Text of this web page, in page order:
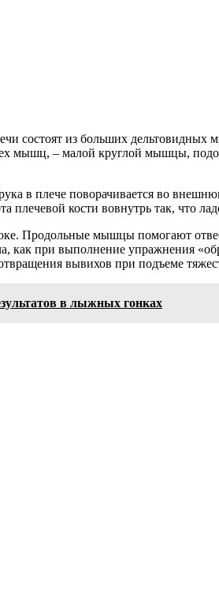
состоят из больших дельтовидных
мышц, – малой круглой мышцы,
в плече поворачивается во
кости вовнутрь так, что
Продольные мышцы помогают
при выполнение упражнения
вывихов при подъеме
в лыжных гонках